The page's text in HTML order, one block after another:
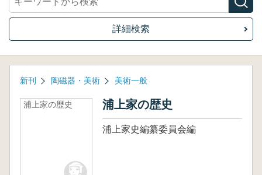
詳細検索
新刊 陶磁器・美術 美術一般
浦上家の歴史 浦上家の歴史
浦上家史編纂委員会編